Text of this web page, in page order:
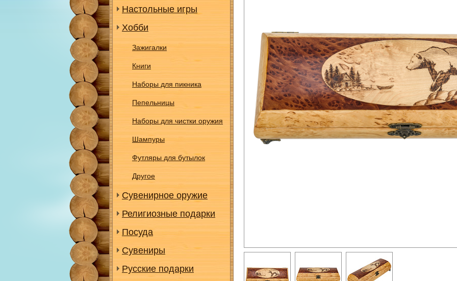
Настольные игры
Хобби
Зажигалки
Книги
Наборы для пикника
Пепельницы
Наборы для чистки оружия
Шампуры
Футляры для бутылок
Другое
Сувенирное оружие
Религиозные подарки
Посуда
Сувениры
Русские подарки